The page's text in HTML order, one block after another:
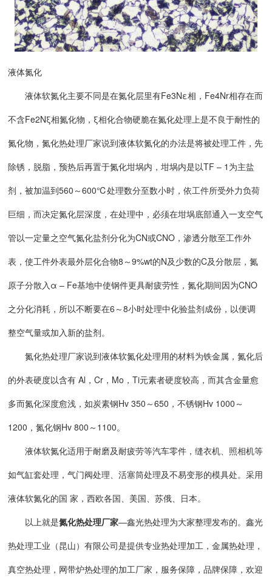
液体氮化
液体软氮化主要不同是在氮化层里有Fe3Nε相，Fe4Nr相存在而
不含Fe2Nξ相氮化物，ξ相化合物硬脆在氮化处理上是不良于耐性的
氮化物，氮化热处理厂家说到液体软氮化的办法是将被处理工件，先
除锈，脱脂，预热后再置于氮化坩埚内，坩埚内是以TF – 1为主盐
剂，被加温到560～600℃处理数分至数小时，依工件所受外力负荷
巨细，而决定氮化层深度，在处理中，必须在坩埚底部通入一支空气
管以一定量之空气氮化盐剂分化为CN或CNO，渗透分散至工作外
表，使工件外表最外层化合物8～9%wt的N及少数的C及分散层，氮
原子分散入α – Fe基地中使钢件更具耐疲劳性，氮化期间因为CNO
之分化消耗，所以不断要在6～8小时处理中化验盐剂成份，以便调
整空气量或加入新的盐剂。
氮化热处理厂家说到液体软氮化处理用的材料为铁金属，氮化后
的外表硬度以含有 Al，Cr，Mo，Ti元素者硬度较高，而其含金量愈
多而氮化深度愈浅，如炭素钢Hv 350～650，不锈钢Hv 1000～
1200，氮化钢Hv 800～1100。
液体软氮化适用于耐磨及耐疲劳等汽车零件，缝衣机、照相机等
如气缸套处理，气门阀处理、活塞筒处理及不易变形的模具处。采用
液体软氮化的国 家，西欧各国、美国、苏俄、日本。
以上就是氮化热处理厂家—鑫光热处理为大家整理发布的。鑫光
热处理工业（昆山）有限公司是提供专业热处理加工，金属热处理，
真空热处理，网带炉热处理的加工厂家，服务保障，品牌保障，欢迎